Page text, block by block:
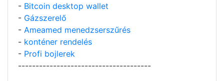
- Bitcoin desktop wallet
- Gázszerelő
- Ameamed menedzserszűrés
- konténer rendelés
- Profi bojlerek
--------------------------------------